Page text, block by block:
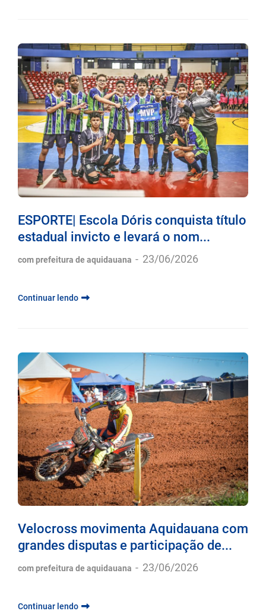
ESPORTE| Escola Dóris conquista título
estadual invicto e levará o nom...
com prefeitura de aquidauana - 23/06/2026
Continuar lendo
Velocross movimenta Aquidauana com
grandes disputas e participação de...
com prefeitura de aquidauana - 23/06/2026
Continuar lendo